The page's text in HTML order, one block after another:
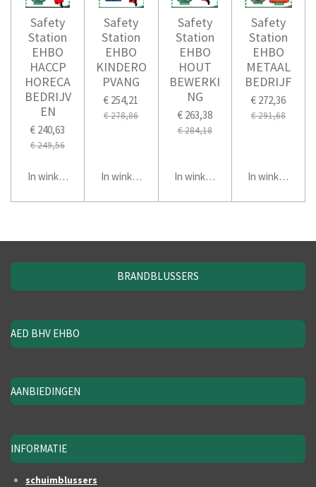
Safety
Station
EHBO
HACCP
HORECA
BEDRIJV
EN
€ 240,63
€ 249,56
In winkelwagen
Safety
Station
EHBO
KINDERO
PVANG
€ 254,21
€ 278,86
In winkelwagen
Safety
Station
EHBO
HOUT
BEWERKI
NG
€ 263,38
€ 284,18
In winkelwagen
Safety
Station
EHBO
METAAL
BEDRIJF
€ 272,36
€ 291,68
In winkelwagen
BRANDBLUSSERS
AED BHV EHBO
AANBIEDINGEN
INFORMATIE
schuimblussers